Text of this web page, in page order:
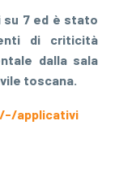
7 ed è stato
di criticità
dalla sala
toscana.
applicativi